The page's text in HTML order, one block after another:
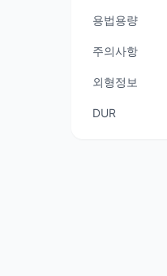
용법용량
주의사항
외형정보
DUR